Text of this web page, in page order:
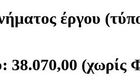
έργου
38.070,00